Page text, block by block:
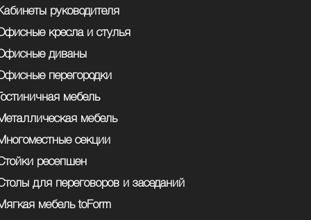
руководителя
кресла и стулья
диваны
перегородки
мебель
мебель
секции
ресепшен
для переговоров и заседаний
мебель toForm